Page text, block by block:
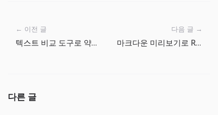
← 이전 글
텍스트 비교 도구로 약관과 릴리즈 노트 변경점 검토하기
다음 글 →
마크다운 미리보기로 README와 릴리즈 노트 깨짐 확인하기
다른 글